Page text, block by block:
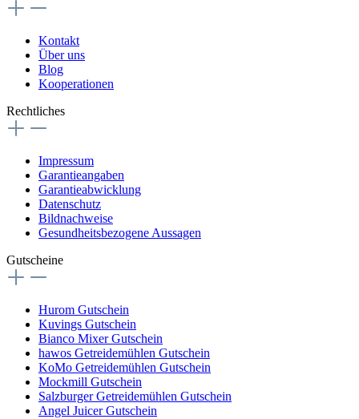
Kontakt
Über uns
Blog
Kooperationen
Rechtliches
Impressum
Garantieangaben
Garantieabwicklung
Datenschutz
Bildnachweise
Gesundheitsbezogene Aussagen
Gutscheine
Hurom Gutschein
Kuvings Gutschein
Bianco Mixer Gutschein
hawos Getreidemühlen Gutschein
KoMo Getreidemühlen Gutschein
Mockmill Gutschein
Salzburger Getreidemühlen Gutschein
Angel Juicer Gutschein